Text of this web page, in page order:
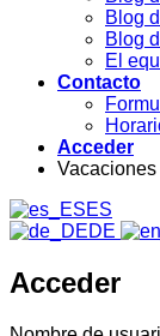
Blog
Blog
El
Contacto
Acceder
ES
DE
Acceder